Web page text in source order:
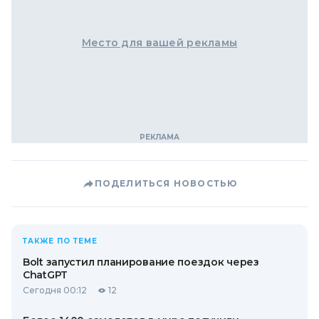
Место для вашей рекламы
ПОДЕЛИТЬСЯ НОВОСТЬЮ
ТАКЖЕ ПО ТЕМЕ
Bolt запустил планирование поездок через
ChatGPT
Сегодня 00:12 12